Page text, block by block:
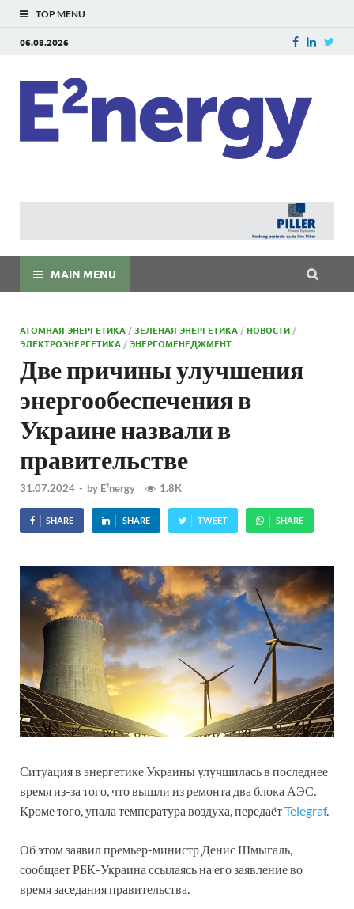
TOP MENU
06.08.2026
MAIN MENU
АТОМНАЯ ЭНЕРГЕТИКА /ЗЕЛЕНАЯ ЭНЕРГЕТИКА /НОВОСТИ /
ЭЛЕКТРОЭНЕРГЕТИКА /ЭНЕРГОМЕНЕДЖМЕНТ
Две причины улучшения
энергообеспечения в
Украине назвали в
правительстве
31.07.2024 - by E²nergy 1.8K
SHARE SHARE TWEET SHARE
Ситуация в энергетике Украины улучшилась в последнее
время из-за того, что вышли из ремонта два блока АЭС.
Кроме того, упала температура воздуха, передаётTelegraf.
Об этом заявил премьер-министр Денис Шмыгаль,
сообщает РБК-Украина ссылаясь на его заявление во
время заседания правительства.